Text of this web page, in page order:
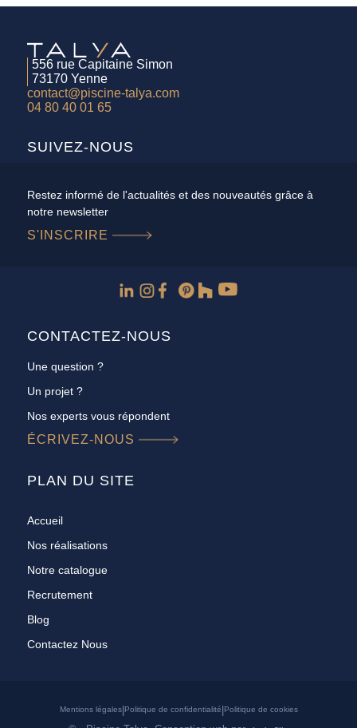
556 rue Capitaine Simon
73170 Yenne
contact@piscine-talya.com
04 80 40 01 65
SUIVEZ-NOUS
Restez informé de l'actualités et des nouveautés grâce à
notre newsletter
S'INSCRIRE
CONTACTEZ-NOUS
Une question ?
Un projet ?
Nos experts vous répondent
ÉCRIVEZ-NOUS
PLAN DU SITE
Accueil
Nos réalisations
Notre catalogue
Recrutement
Blog
Contactez Nous
Mentions légales| Politique de confidentialité Politique de cookies